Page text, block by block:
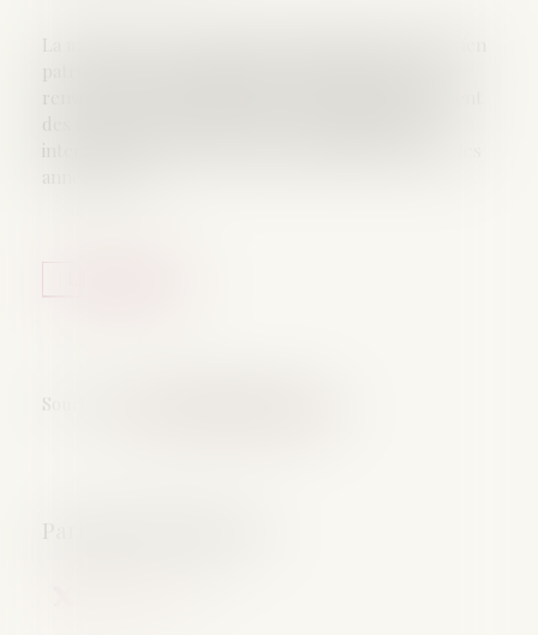
Source :
La ministre de la Culture Mme Rachida Dati et l’ancien
patron de Renault-Nissan M. Carlos Ghosn ont été
des chefs de corruption et de trafic d’influence
internationaux pour des faits remontant au début des
années 2010...